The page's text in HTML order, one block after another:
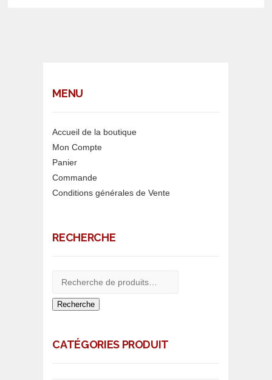
MENU
Accueil de la boutique
Mon Compte
Panier
Commande
Conditions générales de Vente
RECHERCHE
Recherche
CATÉGORIES PRODUIT